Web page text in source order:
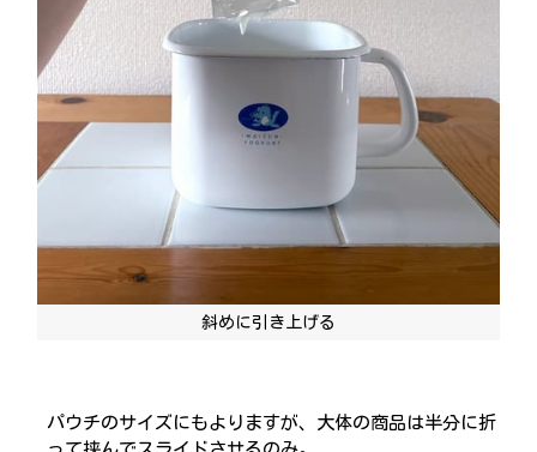
斜めに引き上げる
パウチのサイズにもよりますが、大体の商品は半分に折